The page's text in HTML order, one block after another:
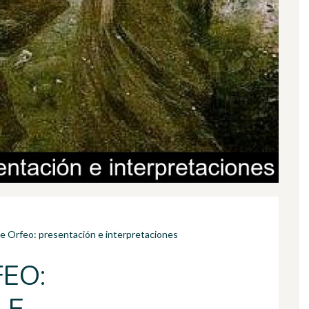
Orfeo: presentación e interpretaciones